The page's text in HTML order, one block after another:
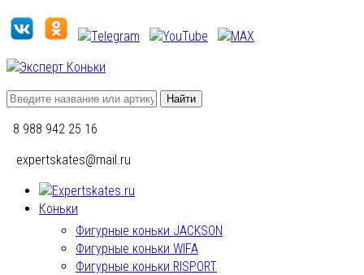
8 988 942 25 16
expertskates@mail.ru
Коньки
Фигурные коньки JACKSON
Фигурные коньки WIFA
Фигурные коньки RISPORT